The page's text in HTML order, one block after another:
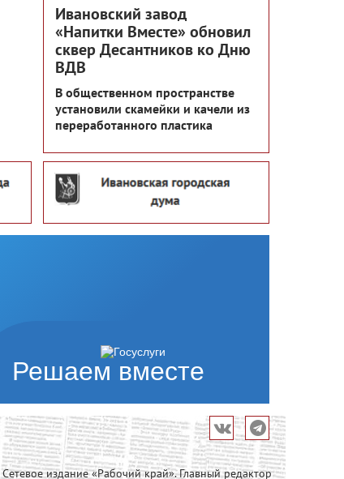
Ивановский завод
«Напитки Вместе» обновил
сквер Десантников ко Дню
ВДВ
В общественном пространстве
установили скамейки и качели из
переработанного пластика
Решаем вместе
Сетевое издание «Рабочий край». Главный редактор